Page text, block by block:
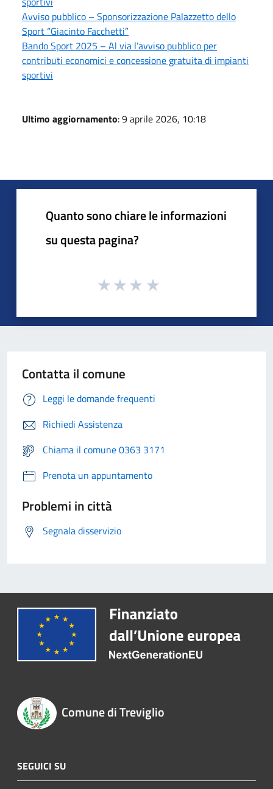
Avviso pubblico – Sponsorizzazione Palazzetto dello
Sport “Giacinto Facchetti”
Bando Sport 2025 – Al via l’avviso pubblico per
contributi economici e concessione gratuita di impianti
sportivi
Ultimo aggiornamento: 9 aprile 2026, 10:18
Quanto sono chiare le informazioni
su questa pagina?
Contatta il comune
Leggi le domande frequenti
Richiedi Assistenza
Chiama il comune 0363 3171
Prenota un appuntamento
Problemi in città
Segnala disservizio
Comune di Treviglio
SEGUICI SU